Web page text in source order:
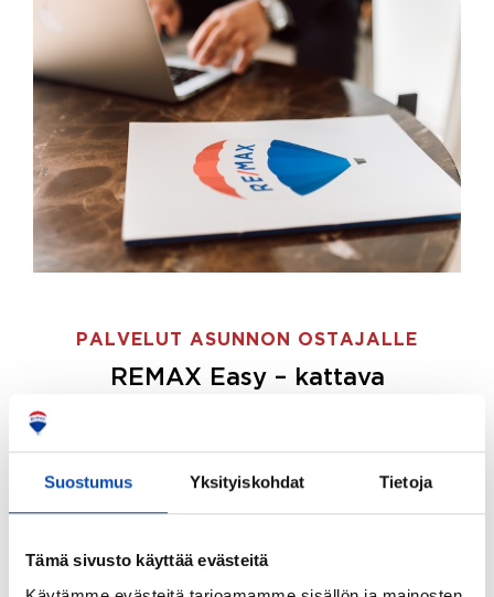
Suostumus Yksityiskohdat Tietoja
Tämä sivusto käyttää evästeitä
PALVELUT ASUNNON OSTAJALLE
REMAX Easy – kattava
ostajille.
Tee ostotoimeksianto ja etsimme juuri